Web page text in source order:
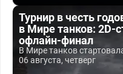
Турнир в честь
в Мире танков: 2D-
офлайн-финал
В Мире танков
06 августа, четверг